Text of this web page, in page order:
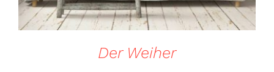
Der Weiher